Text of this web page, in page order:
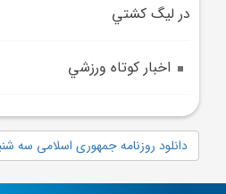
در ليگ کشتي
اخبار کوتاه ورزشي
دانلود روزنامه جمهوری اسلامی سه شنبه 1404/05/28 شماره